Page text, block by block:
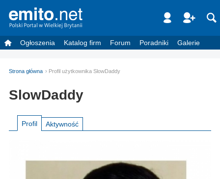
Ogłoszenia Katalog firm Forum Poradniki Galerie
Strona główna Profil użytkownika SlowDaddy
SlowDaddy
Profil Aktywność